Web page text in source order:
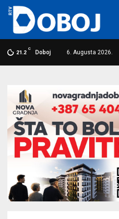
21.2
C
Doboj 6. Augusta 2026.